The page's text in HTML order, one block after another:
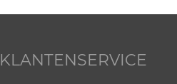
KLANTENSERVICE